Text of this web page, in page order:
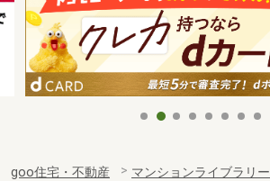
goo住宅・不動産 マンションライブラリー